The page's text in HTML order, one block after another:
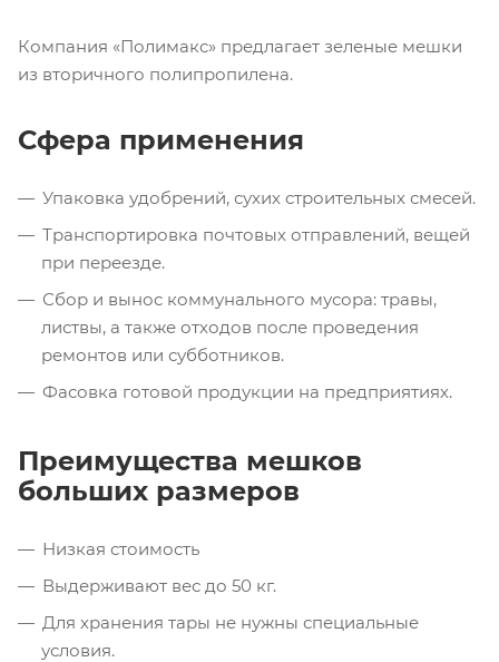
Компания «Полимакс» предлагает зеленые мешки
из вторичного полипропилена.
Сфера применения
Упаковка удобрений, сухих строительных смесей.
Транспортировка почтовых отправлений, вещей
при переезде.
Сбор и вынос коммунального мусора: травы,
листвы, а также отходов после проведения
ремонтов или субботников.
Фасовка готовой продукции на предприятиях.
Преимущества мешков
больших размеров
Низкая стоимость
Выдерживают вес до 50 кг.
Для хранения тары не нужны специальные
условия.